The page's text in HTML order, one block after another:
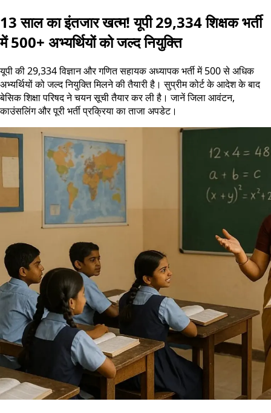
13 साल का इंतजार खत्म! यूपी 29,334 शिक्षक भर्ती
में 500+ अभ्यर्थियों को जल्द नियुक्ति
यूपी की 29,334 विज्ञान और गणित सहायक अध्यापक भर्ती में 500 से अधिक
अभ्यर्थियों को जल्द नियुक्ति मिलने की तैयारी है। सुप्रीम कोर्ट के आदेश के बाद
बेसिक शिक्षा परिषद ने चयन सूची तैयार कर ली है। जानें जिला आवंटन,
काउंसलिंग और पूरी भर्ती प्रक्रिया का ताजा अपडेट।